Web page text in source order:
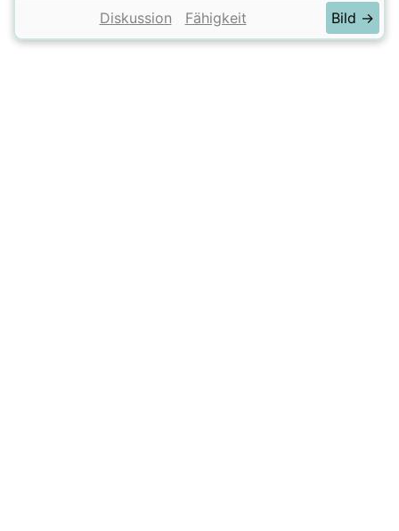
Diskussion Fähigkeit Bild →